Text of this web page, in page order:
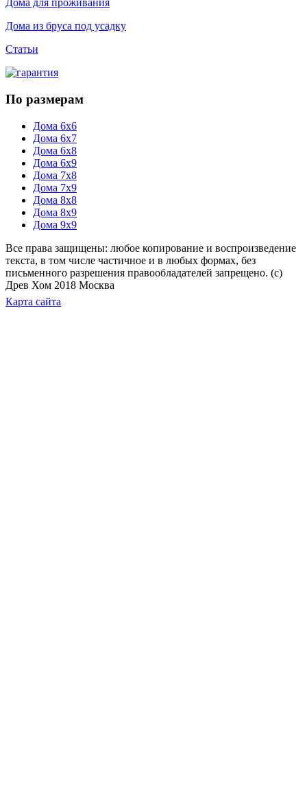
Дома для проживания
Дома из бруса под усадку
Статьи
По размерам
Дома 6х6
Дома 6х7
Дома 6х8
Дома 6х9
Дома 7х8
Дома 7х9
Дома 8х8
Дома 8х9
Дома 9х9
Все права защищены: любое копирование и воспроизведение
текста, в том числе частичное и в любых формах, без
письменного разрешения правообладателей запрещено. (с)
Древ Хом 2018 Москва
Карта сайта